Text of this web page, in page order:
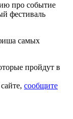
про событие
фестиваль
самых
пройдут в
сообщите